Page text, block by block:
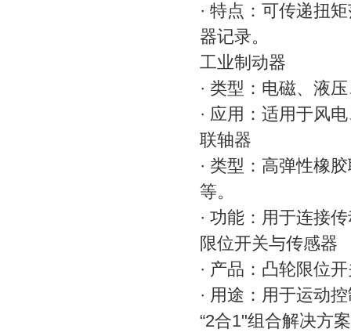
· 特点：可传递扭
器记录。
工业制动器
· 类型：电磁、液
· 应用：适用于风
联轴器
· 类型：高弹性橡
等。
· 功能：用于连接
限位开关与传感器
· 产品：凸轮限位
· 用途：用于运动
“2合1"组合解决方案